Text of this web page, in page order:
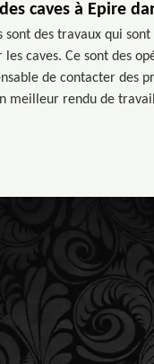
caves à Epire
sont des travaux qui
les caves. Ce sont des
de contacter des
meilleur rendu de